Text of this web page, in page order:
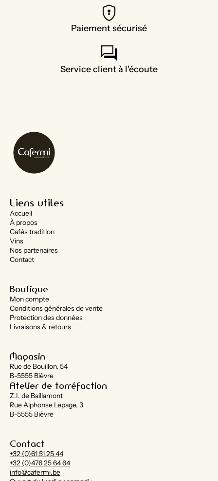
encrypted
Paiement sécurisé
forum
Service client à l'écoute
Liens utiles
Accueil
À propos
Cafés tradition
Vins
Nos partenaires
Contact
Boutique
Mon compte
Conditions générales de vente
Protection des données
Livraisons & retours
Magasin
Rue de Bouillon, 54
B-5555 Bièvre
Atelier de torréfaction
Z.I. de Baillamont
Rue Alphonse Lepage, 3
B-5555 Bièvre
Contact
+32 (0)61 51 25 44
+32 (0)476 25 64 64
info@cafermi.be